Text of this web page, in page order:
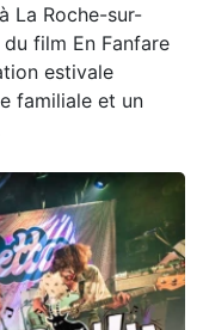
La Roche-sur-
film En Fanfare
estivale
familiale et un